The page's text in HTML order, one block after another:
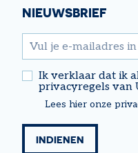
NIEUWSBRIEF
email
Ik verklaar dat ik
privacyregels van
Lees hier onze